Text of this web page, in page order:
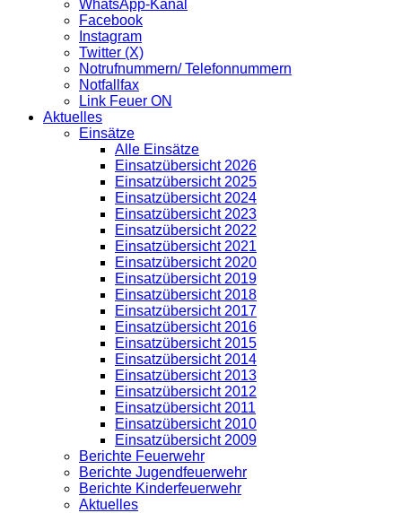
WhatsApp-Kanal
Facebook
Instagram
Twitter (X)
Notrufnummern/ Telefonnummern
Notfallfax
Link Feuer ON
Aktuelles
Einsätze
Alle Einsätze
Einsatzübersicht 2026
Einsatzübersicht 2025
Einsatzübersicht 2024
Einsatzübersicht 2023
Einsatzübersicht 2022
Einsatzübersicht 2021
Einsatzübersicht 2020
Einsatzübersicht 2019
Einsatzübersicht 2018
Einsatzübersicht 2017
Einsatzübersicht 2016
Einsatzübersicht 2015
Einsatzübersicht 2014
Einsatzübersicht 2013
Einsatzübersicht 2012
Einsatzübersicht 2011
Einsatzübersicht 2010
Einsatzübersicht 2009
Berichte Feuerwehr
Berichte Jugendfeuerwehr
Berichte Kinderfeuerwehr
Aktuelles